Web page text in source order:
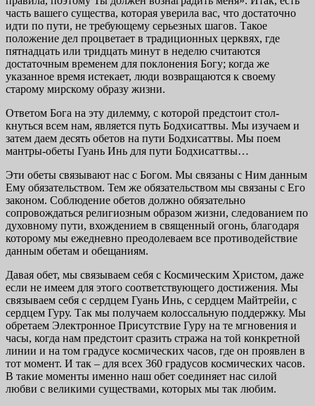
часть вашего существа, которая уверила вас, что до­статочно
идти по пути, не требующему серьезных шагов. Такое
положение дел процветает в традиционных церквях, где
пятнадцать или тридцать минут в неделю считаются
достаточным временем для поклонения Богу; когда же
указанное время истекает, люди возвращаются к своему
старому мирскому образу жизни.
Ответом Бога на эту дилемму, с которой предстоит стол­
кнуться всем нам, является путь Бодхисаттвы. Мы изучаем и
затем даем десять обетов на пути Бодхисаттвы. Мы поем
мантры-обеты Гуань Инь для пути Бодхисаттвы…
Эти обеты связывают нас с Богом. Мы связаны с Ним данным
Ему обязательством. Тем же обязательством мы связаны с Его
законом. Соблюдение обетов должно обяза­тельно
сопровождаться религиозным образом жизни, сле­дованием по
духовному пути, вхождением в священный огонь, благодаря
которому мы ежедневно преодолеваем все противодействие
данным обетам и обещаниям.
Давая обет, мы связываем себя с Космическим Христом, даже
если не имеем для этого соответствующего достиже­ния. Мы
связываем себя с сердцем Гуань Инь, с сердцем Майтрейи, с
сердцем Гуру. Так мы получаем колоссаль­ную поддержку. Мы
обретаем Электронное Присутствие Гуру на те мгновения и
часы, когда нам предстоит сразить стража на той конкретной
линии и на том градусе косми­ческих часов, где он проявлен в
тот момент. И так – для всех 360 градусов космических часов.
В такие моменты именно наш обет соединяет нас силой
любви с великими существами, которых мы так любим.